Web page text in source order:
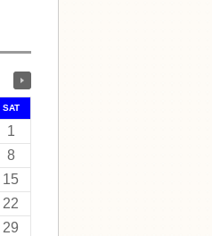
SAT
1
8
15
22
29